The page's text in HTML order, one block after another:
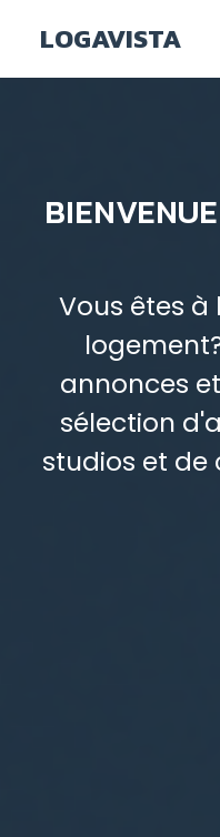
LOGAVISTA
Vous êtes
annonces
sélection
studios et de